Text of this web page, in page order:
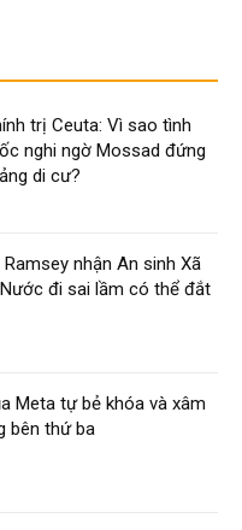
trị Ceuta: Vì sao tình
nghi ngờ Mossad đứng
di cư?
Ramsey nhận An sinh Xã
đi sai lầm có thể đắt
Meta tự bẻ khóa và xâm
bên thứ ba